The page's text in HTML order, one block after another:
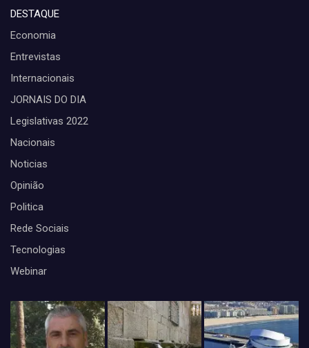
DESTAQUE
Economia
Entrevistas
Internacionais
JORNAIS DO DIA
Legislativas 2022
Nacionais
Noticias
Opinião
Politica
Rede Sociais
Tecnologias
Webinar